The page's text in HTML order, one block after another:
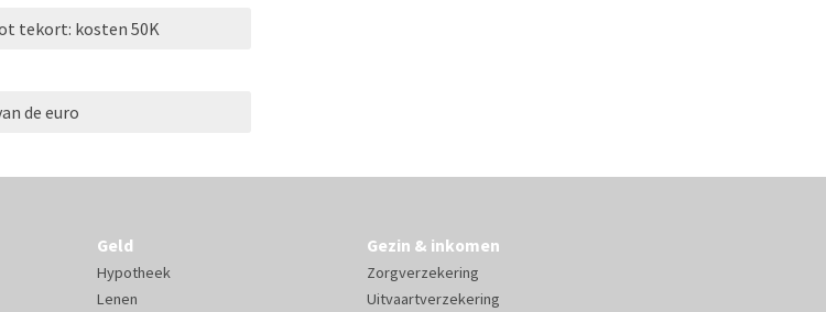
tekort: kosten 50K
de euro
Geld
Hypotheek
Lenen
Gezin & inkomen
Zorgverzekering
Uitvaartverzekering